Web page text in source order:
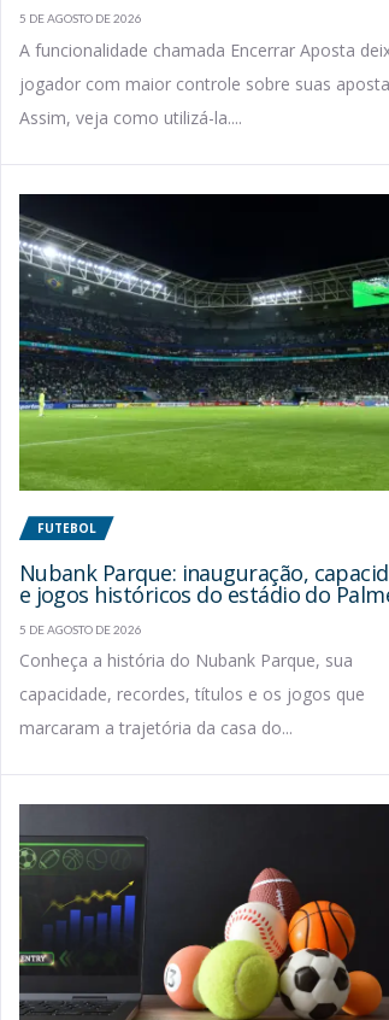
5 DE AGOSTO DE 2026
A funcionalidade chamada Encerrar Aposta
jogador com maior controle sobre suas
Assim, veja como utilizá-la....
FUTEBOL
Nubank Parque: inauguração,
e jogos históricos do estádio do
5 DE AGOSTO DE 2026
Conheça a história do Nubank Parque, sua
capacidade, recordes, títulos e os jogos que
marcaram a trajetória da casa do...